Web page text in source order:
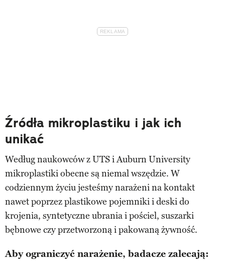
Źródła mikroplastiku i jak ich
unikać
Według naukowców z UTS i Auburn University
mikroplastiki obecne są niemal wszędzie. W
codziennym życiu jesteśmy narażeni na kontakt
nawet poprzez plastikowe pojemniki i deski do
krojenia, syntetyczne ubrania i pościel, suszarki
bębnowe czy przetworzoną i pakowaną żywność.
Aby ograniczyć narażenie, badacze zalecają: